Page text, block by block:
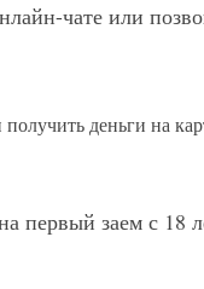
чате или
деньги на
первый заем с 18